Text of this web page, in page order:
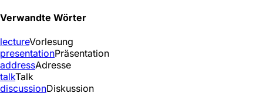
Verwandte Wörter
lectureVorlesung
presentationPräsentation
addressAdresse
talkTalk
discussionDiskussion